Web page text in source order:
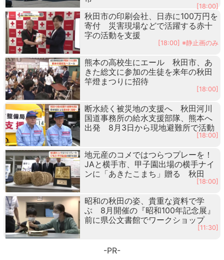
[18:00]
秋田市の印刷会社、日赤に100万円を
寄付 災害現場などで活躍する赤十
字の活動を支援
[18:00] ※静止画のみ
熊本の高校生にエール 秋田市、あ
きた総文に参加の生徒を来年の秋田
竿燈まつりに招待
[18:00]
断水続く被災地の支援へ 秋田河川
国道事務所の給水支援部隊、熊本へ
出発 8月3日から現地避難所で活動
[18:00]
地元産のコメではつらつプレーを！
JAと横手市、甲子園出場の横手ナイ
ンに「あきたこまち」贈る 秋田
[18:00]
昭和の秋田の姿、貴重な資料で学
ぶ 8月開催の『昭和100年記念展』
前に県公文書館でワークショップ
[11:30]
-PR-